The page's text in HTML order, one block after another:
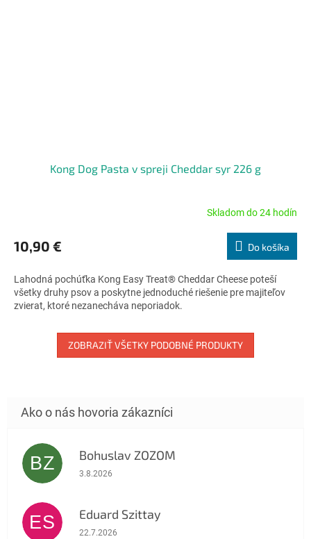
Kong Dog Pasta v spreji Cheddar syr 226 g
produktu
je
z
5
hviezdičiek.
Skladom do 24 hodín
10,90 € Do košíka
Lahodná pochúťka Kong Easy Treat® Cheddar Cheese poteší
všetky druhy psov a poskytne jednoduché riešenie pre majiteľov
zvierat, ktoré nezanecháva neporiadok.
ZOBRAZIŤ VŠETKY PODOBNÉ PRODUKTY
BZ Bohuslav ZOZOM
Hodnotenie obchodu je 5 z 5 hviezdičiek.
3.8.2026
ES Eduard Szittay
Hodnotenie obchodu je 5 z 5 hviezdičiek.
22.7.2026